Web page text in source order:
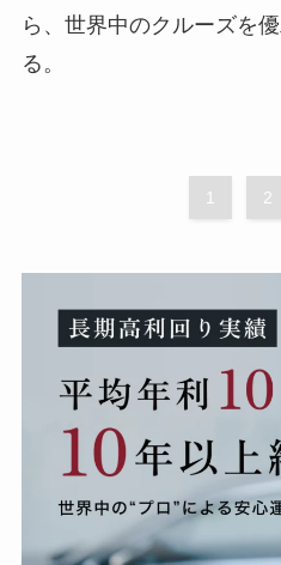
ら、世界中のクルーズを
る。
1 2